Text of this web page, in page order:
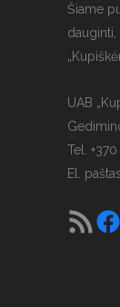
Šiame
dauginti,
UAB
Tel.
El. paštas